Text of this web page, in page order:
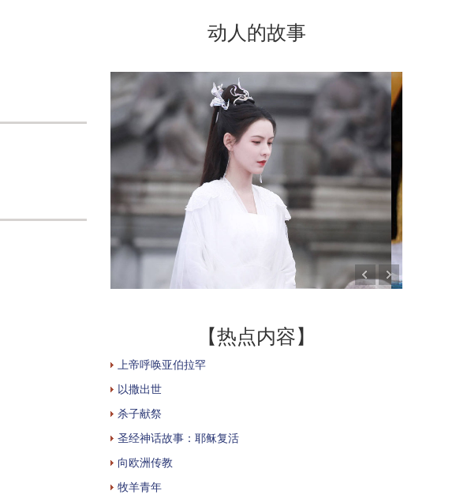
动人的故事
【热点内容】
上帝呼唤亚伯拉罕
以撒出世
杀子献祭
圣经神话故事：耶稣复活
向欧洲传教
牧羊青年